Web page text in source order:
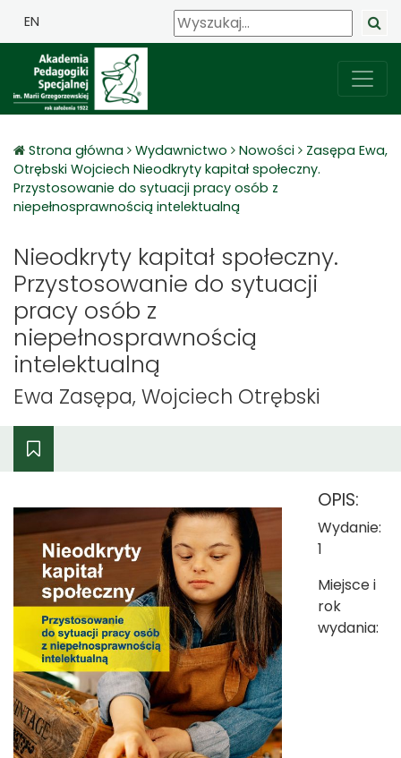
EN
Strona główna Wydawnictwo Nowości
Zasępa Ewa,
Otrębski Wojciech Nieodkryty kapitał społeczny.
Przystosowanie do sytuacji pracy osób z
niepełnosprawnością intelektualną
Nieodkryty kapitał społeczny.
Przystosowanie do sytuacji
pracy osób z
niepełnosprawnością
intelektualną
Ewa Zasępa, Wojciech Otrębski
OPIS:
Wydanie:
1
Miejsce i
rok
wydania: